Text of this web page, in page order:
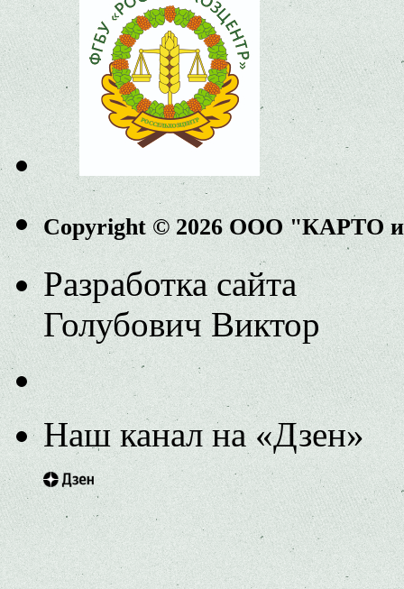
Copyright © 2026 ООО "КАРТО
Разработка сайта
Голубович Виктор
Наш канал на «Дзен»